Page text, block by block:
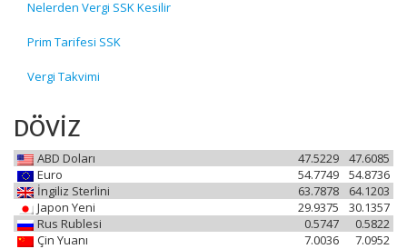
Nelerden Vergi SSK Kesilir
Prim Tarifesi SSK
Vergi Takvimi
DÖVİZ
ABD Doları 47.6085
47.5229
Euro
54.8736
54.7749
İngiliz Sterlini
64.1203
63.7878
Japon Yeni
30.1357
29.9375
Rus Rublesi
0.5822
0.5747
Çin Yuanı
7.0952
7.0036